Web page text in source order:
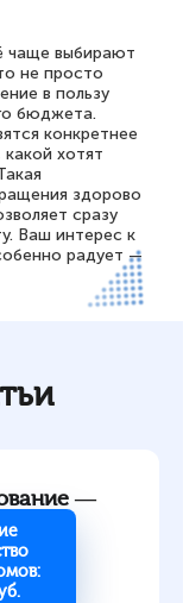
чаще выбирают
не просто
в пользу
бюджета.
конкретнее
хотят
здорово
сразу
Ваш интерес к
радует —
—